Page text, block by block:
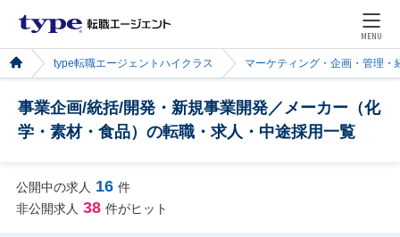
MENU
type転職エージェントハイクラス マーケティング・企画・管理・
事業企画/統括/開発・新規事業開発／メーカー（化
学・素材・食品）の転職・求人・中途採用一覧
公開中の求人 16 件
非公開求人 38 件がヒット